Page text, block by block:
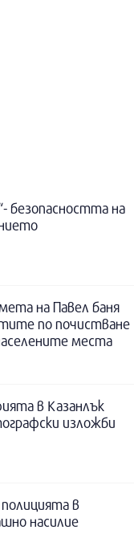
безопасността на
на Павел баня
по почистване
места
в Казанлък
изложби
в
насилие